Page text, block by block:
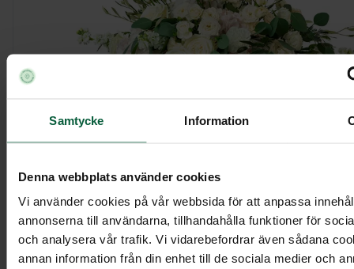
Samtycke Information
Denna webbplats använder cookies
Vi använder cookies på vår webbsida för att anpassa
annonserna till användarna, tillhandahålla funktioner för
och analysera vår trafik. Vi vidarebefordrar även sådana
annan information från din enhet till de sociala medier och
Dekoration - Vindens viskning
2 595 kr